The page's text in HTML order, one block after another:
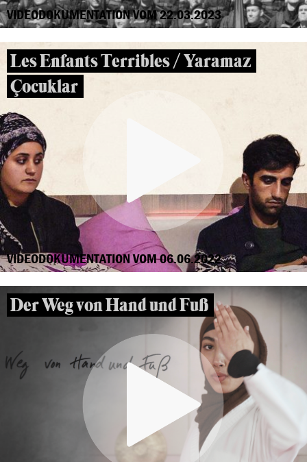
VIDEODOKUMENTATION VOM 22.03.2023
Les Enfants Terribles / Yaramaz
Çocuklar
VIDEODOKUMENTATION VOM 06.06.2022
Der Weg von Hand und Fuß